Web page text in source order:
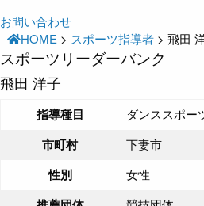
お問い合わせ
HOME > スポーツ指導者 >飛田
スポーツリーダーバンク
飛田 洋子
指導種目 ダンススポー
市町村 下妻市
性別 女性